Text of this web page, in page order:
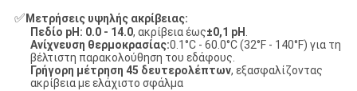
✅ Μετρήσεις υψηλής ακρίβειας:
Πεδίο pH: 0.0 - 14.0, ακρίβεια έως±0,1 pH .
Ανίχνευση θερμοκρασίας:0.1°C - 60.0°C (32°F - 140°F) για τη
βέλτιστη παρακολούθηση του εδάφους.
Γρήγορη μέτρηση 45 δευτερολέπτων, εξασφαλίζοντας
ακρίβεια με ελάχιστο σφάλμα